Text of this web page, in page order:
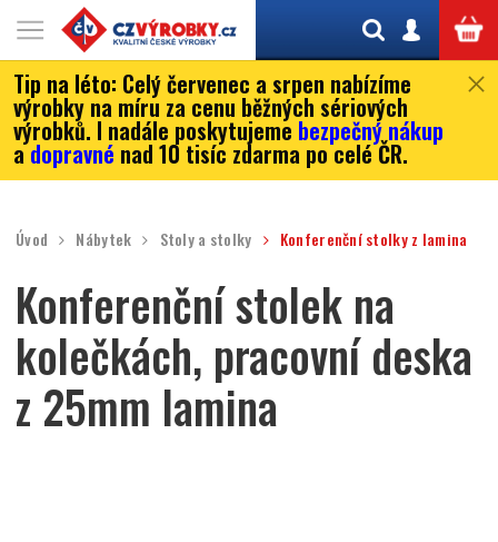
Tip na léto: Celý červenec a srpen nabízíme
výrobky na míru za cenu běžných sériových
výrobků. I nadále poskytujeme bezpečný nákup
adopravné nad 10 tisíc zdarma po celé ČR.
Úvod Nábytek Stoly a stolky Konferenční stolky z lamina
Konferenční stolek na
kolečkách, pracovní deska
z 25mm lamina